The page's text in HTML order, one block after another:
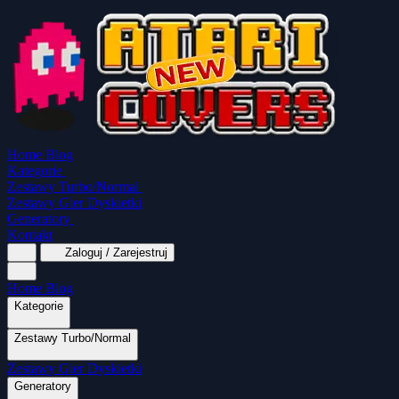
Home Blog
Kategorie
Zestawy Turbo/Normal
Zestawy Gier Dyskietki
Generatory
Kontakt
Zaloguj / Zarejestruj
Home Blog
Kategorie
Wszystkie kategorie
Zestawy Turbo/Normal
MapaSoft Turbo ROM SparkTurbo 2000
Mina Grubcio Normal
Zestawy Gier Dyskietki
Generatory